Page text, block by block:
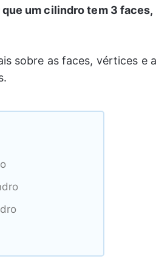
um cilindro tem 3 faces,
sobre as faces, vértices e